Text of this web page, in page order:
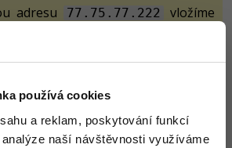
používá cookies
a reklam, poskytování funkcí
naší návštěvnosti využíváme
adresu 77.75.77.222
vložíme
řádku prohlížeče (je možné, že se
použijte tu adresu, kterou vám
, aniž bychom napsali jeho název.